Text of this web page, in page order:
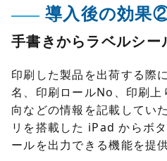
導入後の効果
手書きからラベルシー
印刷した製品を出荷する際
名、印刷ロールNo、印刷上
向などの情報を記載して
リを搭載した iPad からボ
ールを出力できる機能を提供